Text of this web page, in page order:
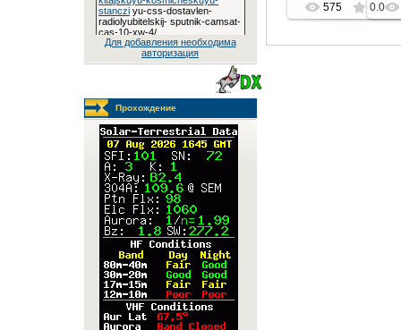
Для добавления необходима
авторизация
Прохождение
RA9YHK
575 0.0